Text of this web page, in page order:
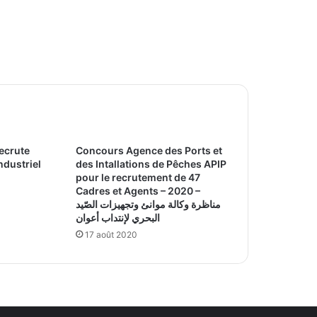
Concours Agence des Ports et
des Intallations de Pêches APIP
pour le recrutement de 47
Cadres et Agents – 2020 –
مناظرة وكالة موانئ وتجهيزات الصّيد
البحري لإنتداب أعوان
17 août 2020